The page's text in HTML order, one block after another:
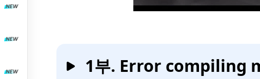
1부. Error compiling